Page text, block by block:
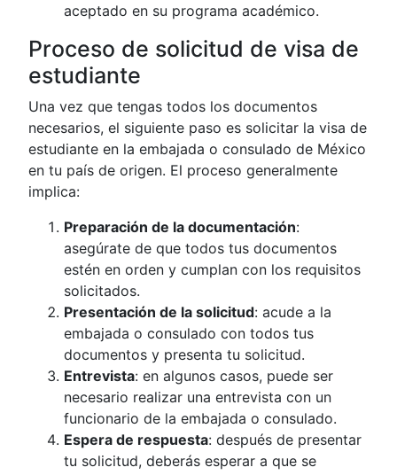
aceptado en su programa académico.
Proceso de solicitud de visa de
estudiante
Una vez que tengas todos los documentos
necesarios, el siguiente paso es solicitar la visa de
estudiante en la embajada o consulado de México
en tu país de origen. El proceso generalmente
implica:
Preparación de la documentación:
asegúrate de que todos tus documentos
estén en orden y cumplan con los requisitos
solicitados.
Presentación de la solicitud: acude a la
embajada o consulado con todos tus
documentos y presenta tu solicitud.
Entrevista: en algunos casos, puede ser
necesario realizar una entrevista con un
funcionario de la embajada o consulado.
Espera de respuesta: después de presentar
tu solicitud, deberás esperar a que se